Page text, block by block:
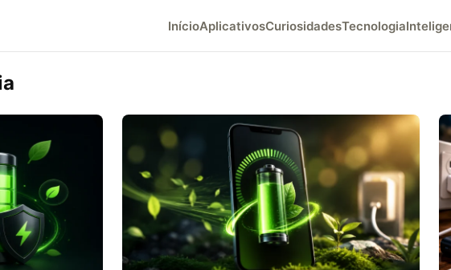
InícioAplicativosCuriosidadesTecnologia